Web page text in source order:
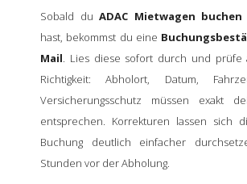
Sobald duADAC Mietwagen buchen
hast, bekommst du eine
Mail. Lies diese sofort durch und prüfe
Richtigkeit: Abholort, Datum,
Versicherungsschutz müssen exakt
entsprechen. Korrekturen lassen sich
Buchung deutlich einfacher
Stunden vor der Abholung.